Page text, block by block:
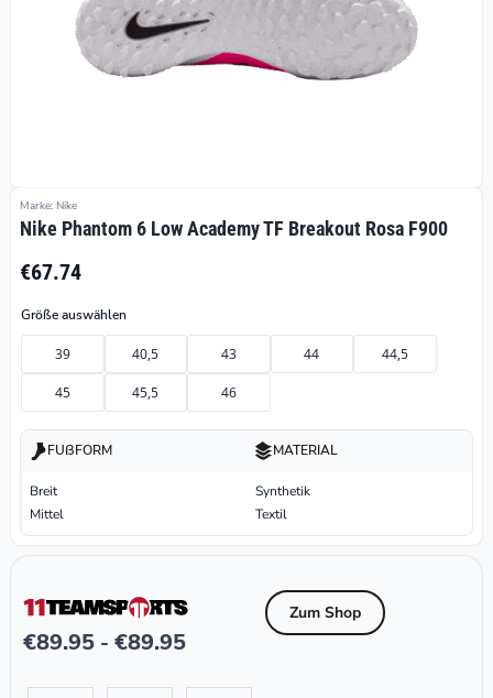
Marke: Nike
Nike Phantom 6 Low Academy TF Breakout Rosa F900
€67.74
Größe auswählen
39 40,5 43 44 44,5
45 45,5 46
FUßFORM
Breit
Mittel
MATERIAL
Synthetik
Textil
€89.95 - €89.95
Zum Shop